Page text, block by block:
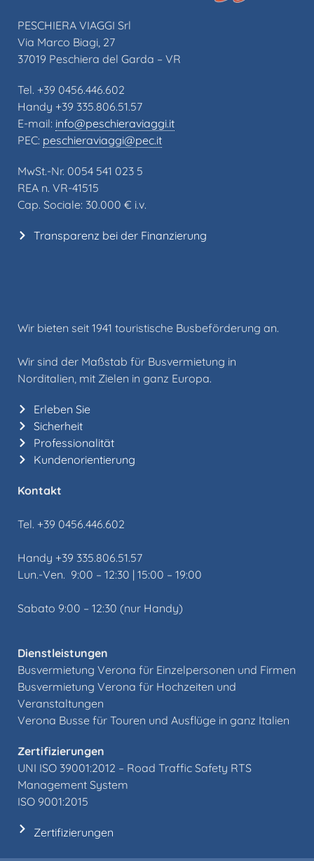
PESCHIERA VIAGGI Srl
Via Marco Biagi, 27
37019 Peschiera del Garda – VR
Tel. +39 0456.446.602
Handy +39 335.806.51.57
E-mail: info@peschieraviaggi.it
PEC: peschieraviaggi@pec.it
MwSt.-Nr. 0054 541 023 5
REA n. VR-41515
Cap. Sociale: 30.000 € i.v.
Transparenz bei der Finanzierung
Wir bieten seit 1941 touristische Busbeförderung an.
Wir sind der Maßstab für Busvermietung in
Norditalien, mit Zielen in ganz Europa.
Erleben Sie
Sicherheit
Professionalität
Kundenorientierung
Kontakt
Tel. +39 0456.446.602
Handy +39 335.806.51.57
Lun.-Ven. 9:00 – 12:30 | 15:00 – 19:00
Sabato 9:00 – 12:30 (nur Handy)
Dienstleistungen
Busvermietung Verona für Einzelpersonen und Firmen
Busvermietung Verona für Hochzeiten und
Veranstaltungen
Verona Busse für Touren und Ausflüge in ganz Italien
Zertifizierungen
UNI ISO 39001:2012 – Road Traffic Safety RTS
Management System
ISO 9001:2015
Zertifizierungen